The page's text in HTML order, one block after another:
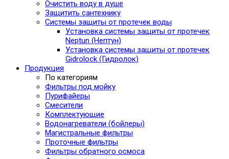
Очистить воду в душе
Защитить сантехнику
Системы защиты от протечек воды
Установка системы защиты от протечек
Neptun (Нептун)
Установка системы защиты от протечек
Gidrolock (Гидролок)
Продукция
По категориям
Фильтры под мойку
Пурифайеры
Смесители
Комплектующие
Водонагреватели (бойлеры)
Магистральные фильтры
Проточные фильтры
Фильтры обратного осмоса